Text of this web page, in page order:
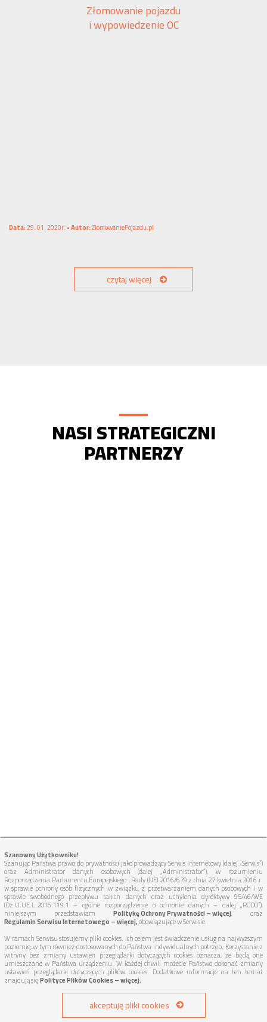
Złomowanie pojazdu
i wypowiedzenie OC
Data:29. 01. 2020r. •Autor:ZlomowaniePojazdu.pl
czytaj więcej
NASI STRATEGICZNI
PARTNERZY
TUTAJ DOJEDZIEMY:
Szanowny Użytkowniku!
Szanując Państwa prawo do prywatności jako prowadzący Serwis Internetowy (dalej „Serwis”)
oraz Administrator danych osobowych (dalej „Administrator”), w rozumieniu
Rozporządzenia Parlamentu Europejskiego i Rady (UE) 2016/679 z dnia 27 kwietnia 2016 r.
w sprawie ochrony osób fizycznych w związku z przetwarzaniem danych osobowych i w
sprawie swobodnego przepływu takich danych oraz uchylenia dyrektywy 95/46/WE
(Dz.U.UE.L.2016.119.1 – ogólne rozporządzenie o ochronie danych – dalej „RODO”),
niniejszym przedstawiam Politykę Ochrony Prywatności – więcej, oraz
Regulamin Serwisu Internetowego – więcej,obowiązujące w Serwisie.
W ramach Serwisu stosujemy pliki cookies. Ich celem jest świadczenie usług na najwyższym
poziomie, w tym również dostosowanych do Państwa indywidualnych potrzeb. Korzystanie z
witryny bez zmiany ustawień przeglądarki dotyczących cookies oznacza, że będą one
umieszczane w Państwa urządzeniu. W każdej chwili możecie Państwo dokonać zmiany
ustawień przeglądarki dotyczących plików cookies. Dodatkowe informacje na ten temat
znajdują sięPolityce Plików Cookies – więcej.
akceptuję pliki cookies